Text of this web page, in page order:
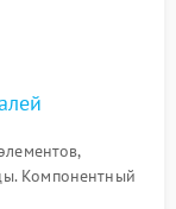
Компонентный